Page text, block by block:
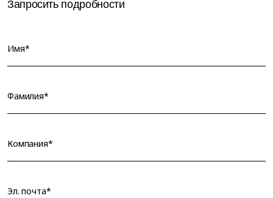
Запросить подробности
Имя*
Фамилия*
Компания*
Эл. почта*